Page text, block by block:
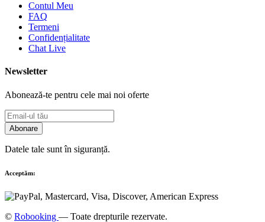
Contul Meu
FAQ
Termeni
Confidențialitate
Chat Live
Newsletter
Abonează-te pentru cele mai noi oferte
Abonare
Datele tale sunt în siguranță.
Acceptăm:
© Robooking — Toate drepturile rezervate.